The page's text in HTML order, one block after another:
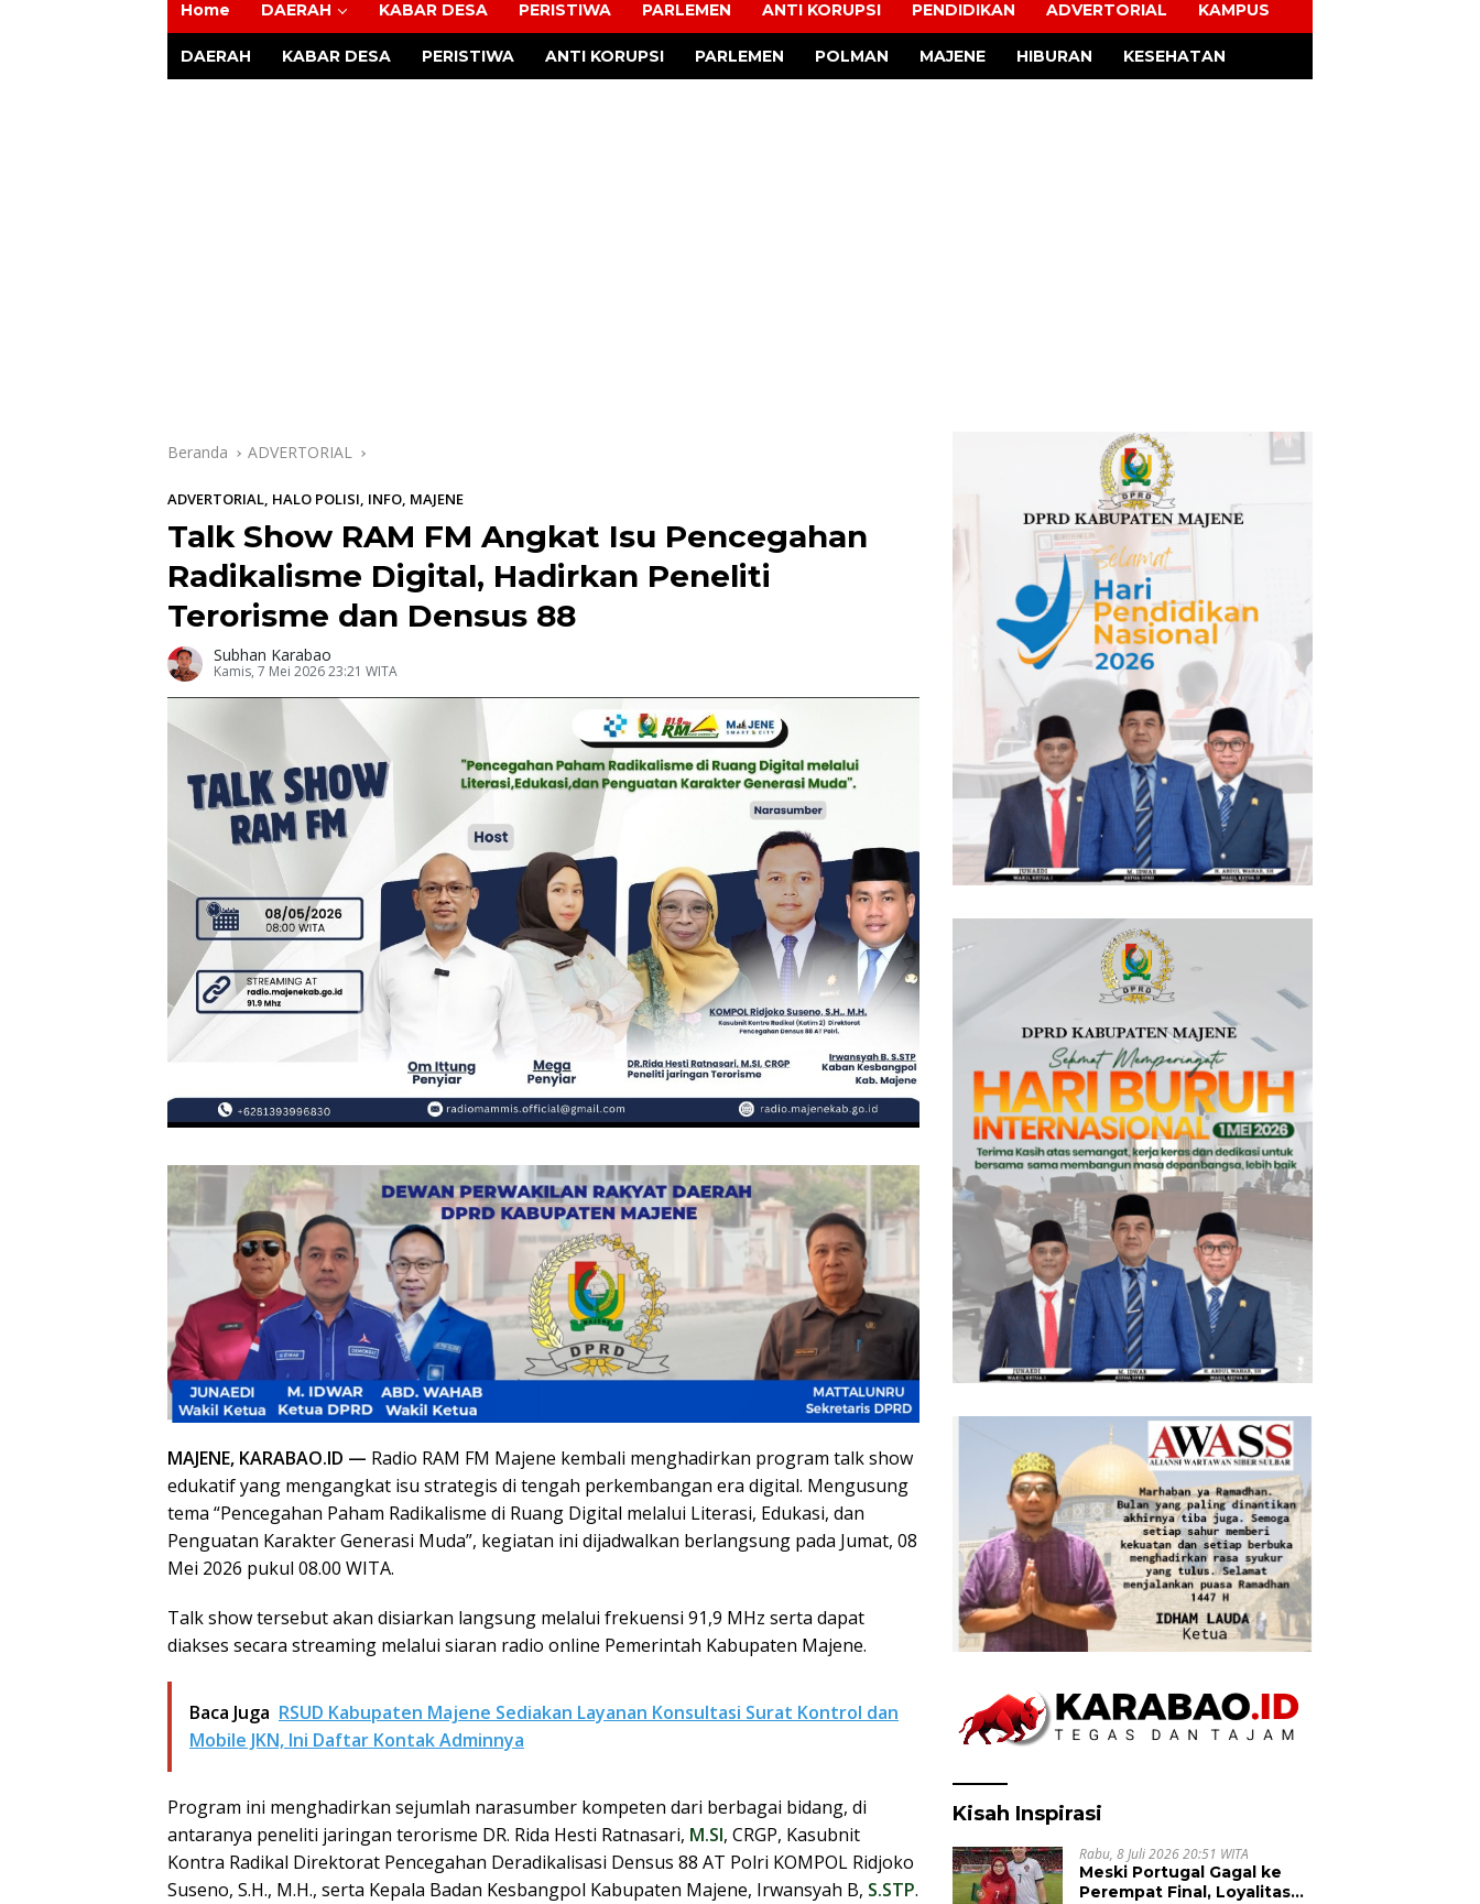
Home DAERAH KABAR DESA PERISTIWA PARLEMEN ANTI KORUPSI PENDIDIKAN ADVERTORIAL KAMPUS
DAERAH KABAR DESA PERISTIWA ANTI KORUPSI PARLEMEN POLMAN MAJENE HIBURAN KESEHATAN
Beranda ADVERTORIAL
ADVERTORIAL, HALO POLISI, INFO, MAJENE
Talk Show RAM FM Angkat Isu Pencegahan
Radikalisme Digital, Hadirkan Peneliti
Terorisme dan Densus 88
Subhan Karabao
Kamis, 7 Mei 2026 23:21 WITA
MAJENE, KARABAO.ID — Radio RAM FM Majene kembali menghadirkan program talk show
edukatif yang mengangkat isu strategis di tengah perkembangan era digital. Mengusung
tema “Pencegahan Paham Radikalisme di Ruang Digital melalui Literasi, Edukasi, dan
Penguatan Karakter Generasi Muda”, kegiatan ini dijadwalkan berlangsung pada Jumat, 08
Mei 2026 pukul 08.00 WITA.
Talk show tersebut akan disiarkan langsung melalui frekuensi 91,9 MHz serta dapat
diakses secara streaming melalui siaran radio online Pemerintah Kabupaten Majene.
Baca Juga RSUD Kabupaten Majene Sediakan Layanan Konsultasi Surat Kontrol dan
Mobile JKN, Ini Daftar Kontak Adminnya
Program ini menghadirkan sejumlah narasumber kompeten dari berbagai bidang, di
antaranya peneliti jaringan terorisme DR. Rida Hesti Ratnasari, M.SI, CRGP, Kasubnit
Kontra Radikal Direktorat Pencegahan Deradikalisasi Densus 88 AT Polri KOMPOL Ridjoko
Suseno, S.H., M.H., serta Kepala Badan Kesbangpol Kabupaten Majene, Irwansyah B, S.STP.
Kisah Inspirasi
Rabu, 8 Juli 2026 20:51 WITA
Meski Portugal Gagal ke
Perempat Final, Loyalitas